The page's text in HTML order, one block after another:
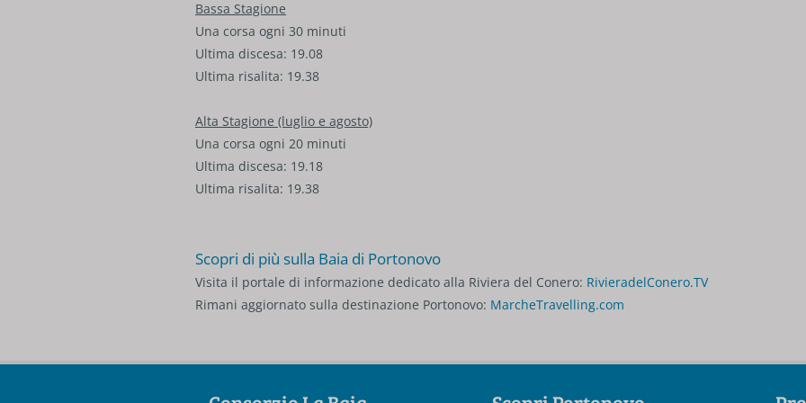
Bassa Stagione
Una corsa ogni 30 minuti
Ultima discesa: 19.08
Ultima risalita: 19.38
Alta Stagione (luglio e agosto)
Una corsa ogni 20 minuti
Ultima discesa: 19.18
Ultima risalita: 19.38
Scopri di più sulla Baia di Portonovo
Visita il portale di informazione dedicato alla Riviera del Conero: RivieradelConero.TV
Rimani aggiornato sulla destinazione Portonovo: MarcheTravelling.com